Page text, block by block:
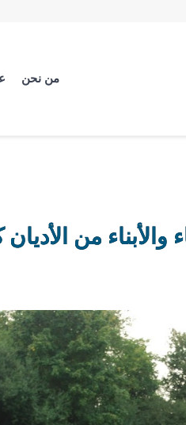
من نحن
من الأديان